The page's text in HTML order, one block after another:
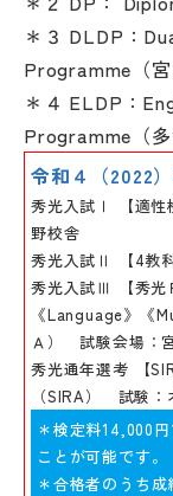
＊３ DLDP：
Programme（宮
＊４ ELDP：
Programme（多
令和４（2022
秀光入試Ⅰ 【適性
野校舎
秀光入試Ⅱ 【4教
秀光入試Ⅲ 【秀光
《Language》《
Ａ） 試験会場：
秀光通年選考 【
（SIRA） 試験：
＊検定料14,000
ことが可能です。
＊合格者のうち